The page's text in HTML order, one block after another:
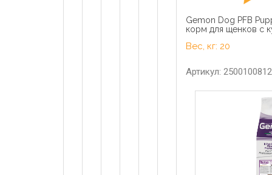
Gemon Dog PFB
корм для щенков с
Вес, кг: 20
Артикул: 2500100812